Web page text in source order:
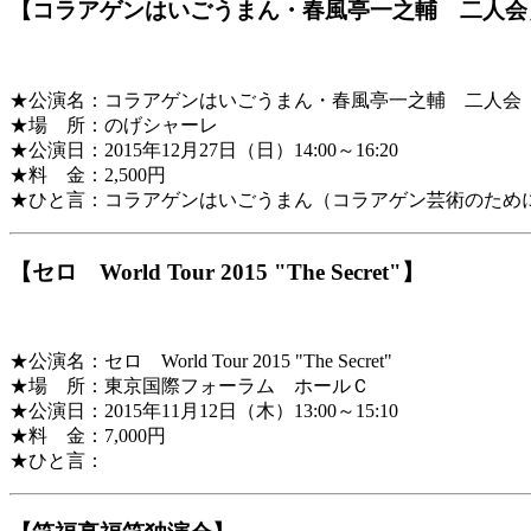
【コラアゲンはいごうまん・春風亭一之輔 二人
★公演名：コラアゲンはいごうまん・春風亭一之輔 二人会
★場 所：のげシャーレ
★公演日：2015年12月27日（日）14:00～16:20
★料 金：2,500円
★ひと言：コラアゲンはいごうまん（コラアゲン芸術のため
【セロ World Tour 2015 "The Secret"】
★公演名：セロ World Tour 2015 "The Secret"
★場 所：東京国際フォーラム ホールＣ
★公演日：2015年11月12日（木）13:00～15:10
★料 金：7,000円
★ひと言：